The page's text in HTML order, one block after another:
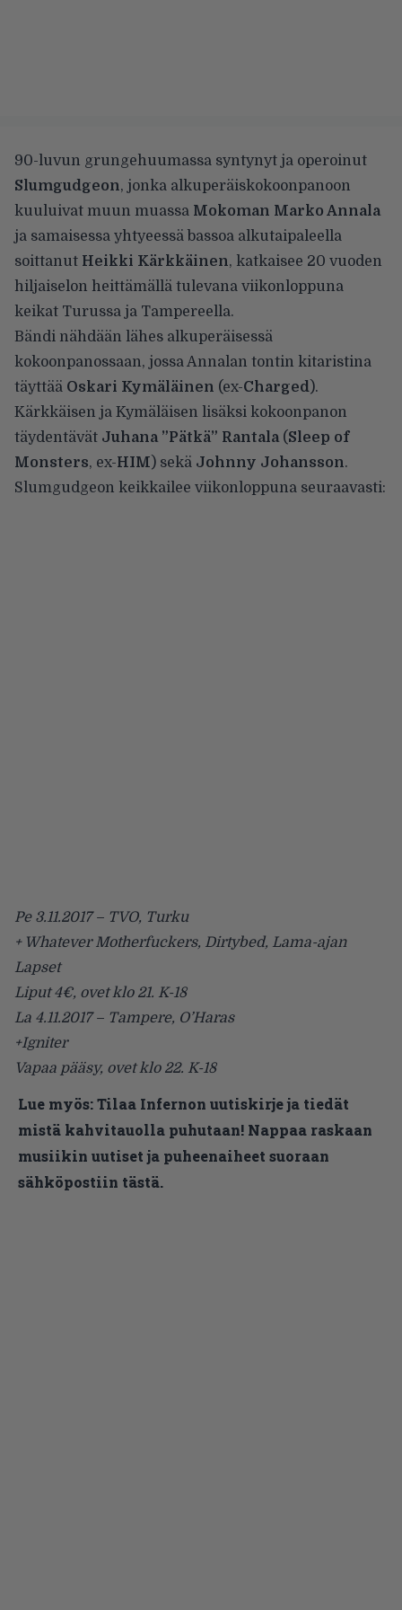
90-luvun grungehuumassa syntynyt ja operoinut
Slumgudgeon, jonka alkuperäiskokoonpanoon
kuuluivat muun muassa Mokoman Marko Annala
ja samaisessa yhtyeessä bassoa alkutaipaleella
soittanut Heikki Kärkkäinen, katkaisee 20 vuoden
hiljaiselon heittämällä tulevana viikonloppuna
keikat Turussa ja Tampereella.
Bändi nähdään lähes alkuperäisessä
kokoonpanossaan, jossa Annalan tontin kitaristina
täyttää Oskari Kymäläinen (ex-Charged).
Kärkkäisen ja Kymäläisen lisäksi kokoonpanon
täydentävät Juhana ”Pätkä” Rantala(Sleep of
Monsters, ex-HIM) sekä Johnny Johansson.
Slumgudgeon keikkailee viikonloppuna seuraavasti:
Pe 3.11.2017 – TVO, Turku
+ Whatever Motherfuckers, Dirtybed, Lama-ajan
Lapset
Liput 4€, ovet klo 21. K-18
La 4.11.2017 – Tampere, O’Haras
+Igniter
Vapaa pääsy, ovet klo 22. K-18
Lue myös:Tilaa Infernon uutiskirje ja tiedät
mistä kahvitauolla puhutaan! Nappaa raskaan
musiikin uutiset ja puheenaiheet suoraan
sähköpostiin tästä.